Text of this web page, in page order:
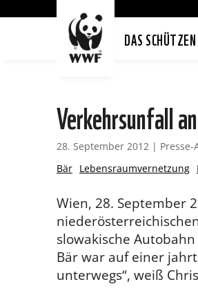
DAS
Verkehrsunfall
28. September 2012 |
Bär Lebensraumvernetzung
Wien, 28. September
slowakische
Bär war auf einer
unterwegs“, weiß